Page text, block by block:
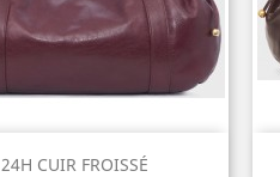
24H CUIR FROISSÉ
Aperçu rapide